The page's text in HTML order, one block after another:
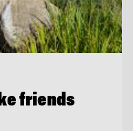
friends